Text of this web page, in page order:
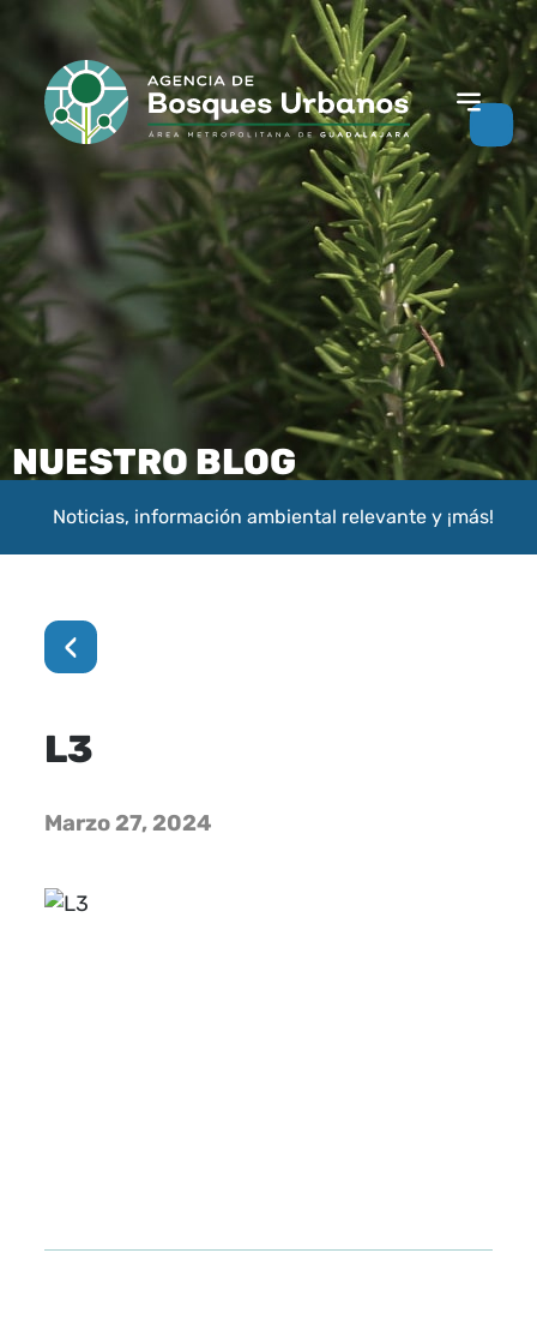
NUESTRO BLOG
Noticias, información ambiental relevante y ¡más!
‹
L3
Marzo 27, 2024